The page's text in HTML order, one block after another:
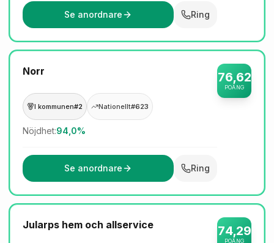
Se anordnare Ring
Norr
I kommunen#2 Nationellt#623
Nöjdhet:94,0%
Se anordnare Ring
76,62
POÄNG
Jularps hem och allservice 74,29
POÄNG